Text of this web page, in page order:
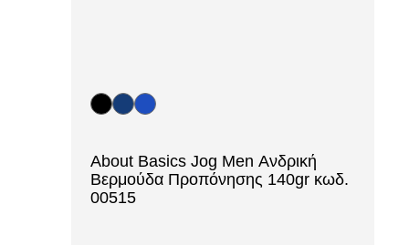
About Basics Jog Men Ανδρική
Βερμούδα Προπόνησης 140gr κωδ.
00515